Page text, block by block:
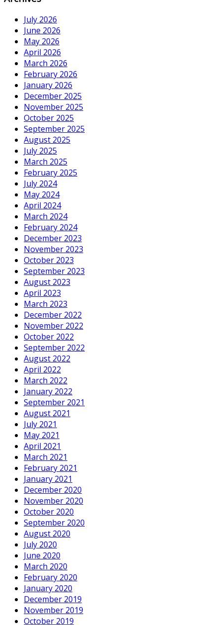
July 2026
June 2026
May 2026
April 2026
March 2026
February 2026
January 2026
December 2025
November 2025
October 2025
September 2025
August 2025
July 2025
March 2025
February 2025
July 2024
May 2024
April 2024
March 2024
February 2024
December 2023
November 2023
October 2023
September 2023
August 2023
April 2023
March 2023
December 2022
November 2022
October 2022
September 2022
August 2022
April 2022
March 2022
January 2022
September 2021
August 2021
July 2021
May 2021
April 2021
March 2021
February 2021
January 2021
December 2020
November 2020
October 2020
September 2020
August 2020
July 2020
June 2020
March 2020
February 2020
January 2020
December 2019
November 2019
October 2019